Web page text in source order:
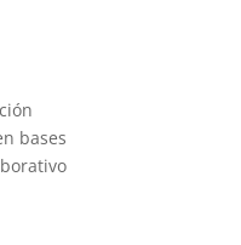
bases